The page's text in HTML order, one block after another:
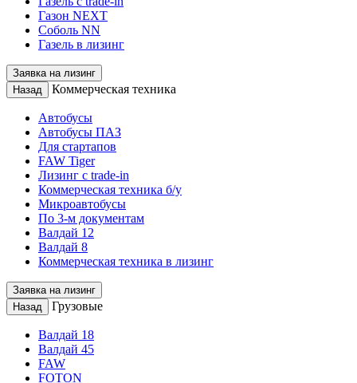
Газон NEXT
Соболь NN
Газель в лизинг
Заявка на лизинг
Назад
Коммерческая техника
Автобусы
Автобусы ПАЗ
Для стартапов
FAW Tiger
Лизинг с trade-in
Коммерческая техника б/у
Микроавтобусы
По 3-м документам
Валдай 12
Валдай 8
Коммерческая техника в лизинг
Заявка на лизинг
Назад
Грузовые
Валдай 18
Валдай 45
FAW
FOTON